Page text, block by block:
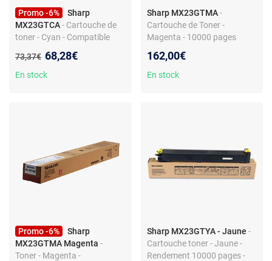
Promo -6%
Sharp
MX23GTCA- Cartouche de
toner - Cyan - Compatible
Ancien prix :
73,37€ Nouveau prix :
68,28€
En stock
Sharp MX23GTMA -
Cartouche de Toner -
Magenta - 10000 pages
162,00€
En stock
Promo -6%
Sharp
MX23GTMA Magenta -
Toner - Magenta -
Sharp MX23GTYA - Jaune -
Cartouche toner - Jaune -
Rendement 10000 pages -